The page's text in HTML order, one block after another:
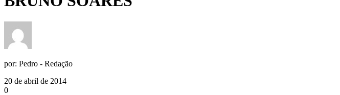
por: Pedro - Redação
20 de abril de 2014
0